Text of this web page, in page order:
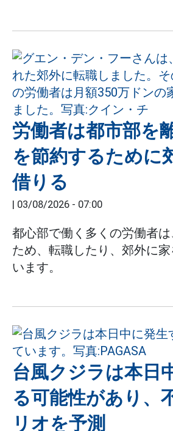
労働者は都市部を
を節約するために
借りる
| 03/08/2026 - 07:00
都心部で働く多くの労働者
ため、転職したり、郊外に
います。
台風クジラは本日
る可能性があり、
リオを予測